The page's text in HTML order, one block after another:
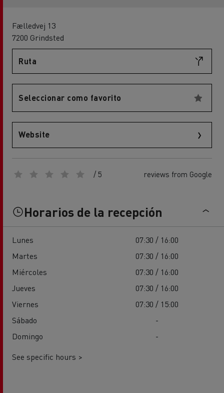
Fælledvej 13
7200 Grindsted
Ruta
Seleccionar como favorito
Website
/ 5 reviews from Google
Horarios de la recepción
Lunes
07:30 / 16:00
Martes
07:30 / 16:00
Miércoles
07:30 / 16:00
Jueves
07:30 / 16:00
Viernes
07:30 / 15:00
Sábado
-
Domingo
-
See specific hours >